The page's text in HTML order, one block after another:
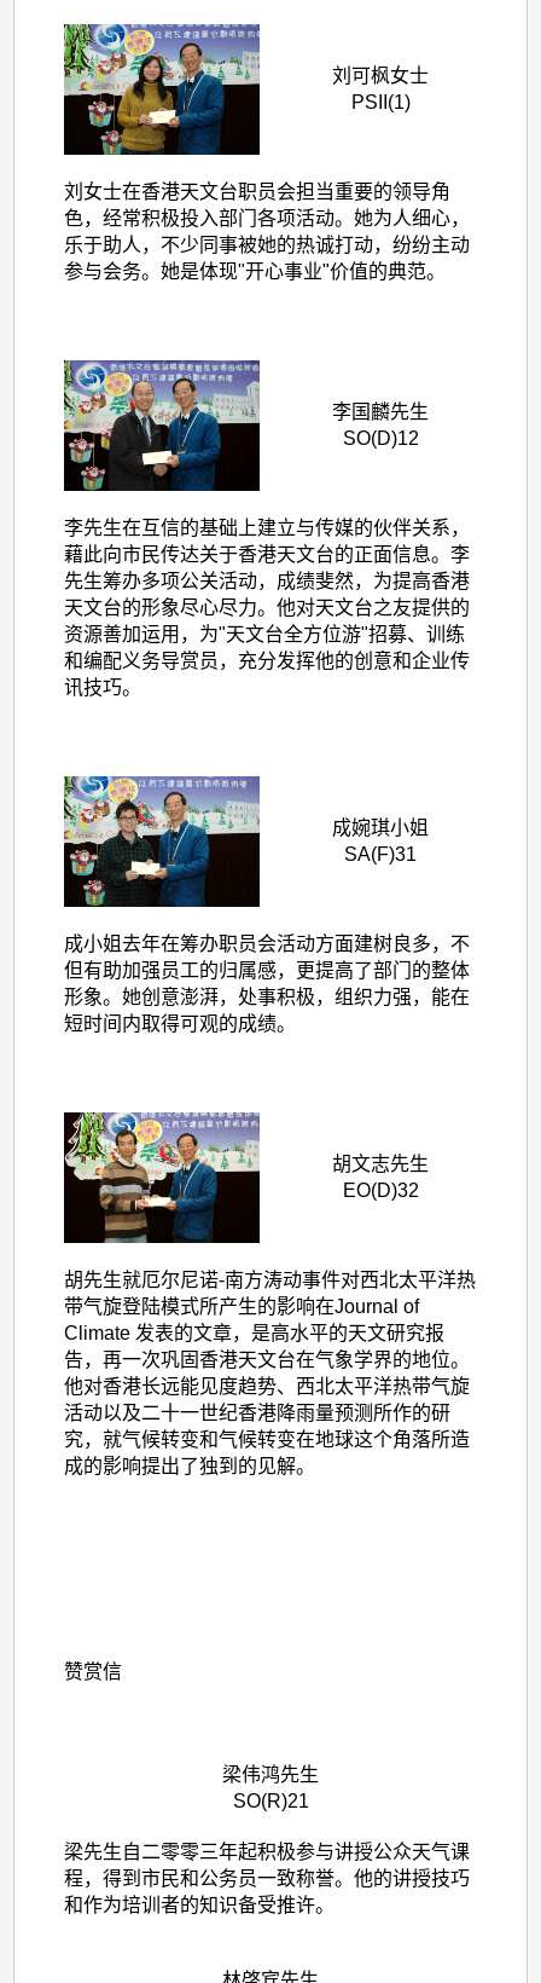
刘可枫女士
PSII(1)
刘女士在香港天文台职员会担当重要的领导角
色，经常积极投入部门各项活动。她为人细心，
乐于助人，不少同事被她的热诚打动，纷纷主动
参与会务。她是体现"开心事业"价值的典范。
李国麟先生
SO(D)12
李先生在互信的基础上建立与传媒的伙伴关系，
藉此向市民传达关于香港天文台的正面信息。李
先生筹办多项公关活动，成绩斐然，为提高香港
天文台的形象尽心尽力。他对天文台之友提供的
资源善加运用，为"天文台全方位游"招募、训练
和编配义务导赏员，充分发挥他的创意和企业传
讯技巧。
成婉琪小姐
SA(F)31
成小姐去年在筹办职员会活动方面建树良多，不
但有助加强员工的归属感，更提高了部门的整体
形象。她创意澎湃，处事积极，组织力强，能在
短时间内取得可观的成绩。
胡文志先生
EO(D)32
胡先生就厄尔尼诺-南方涛动事件对西北太平洋热
带气旋登陆模式所产生的影响在Journal of
Climate 发表的文章，是高水平的天文研究报
告，再一次巩固香港天文台在气象学界的地位。
他对香港长远能见度趋势、西北太平洋热带气旋
活动以及二十一世纪香港降雨量预测所作的研
究，就气候转变和气候转变在地球这个角落所造
成的影响提出了独到的见解。
赞赏信
梁伟鸿先生
SO(R)21
梁先生自二零零三年起积极参与讲授公众天气课
程，得到市民和公务员一致称誉。他的讲授技巧
和作为培训者的知识备受推许。